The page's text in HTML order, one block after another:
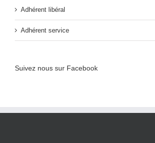
Adhérent libéral
Adhérent service
Suivez nous sur Facebook